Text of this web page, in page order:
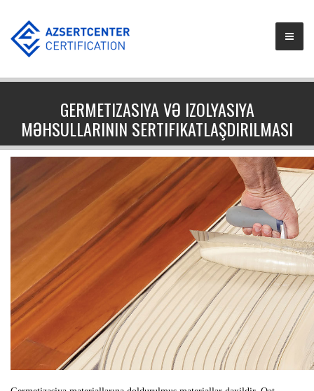
GERMETIZASIYA VƏ IZOLYASIYA
MƏHSULLARININ SERTIFIKATLAŞDIRILMASI